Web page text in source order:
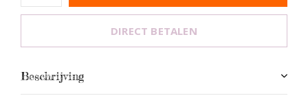
DIRECT BETALEN
Beschrijving